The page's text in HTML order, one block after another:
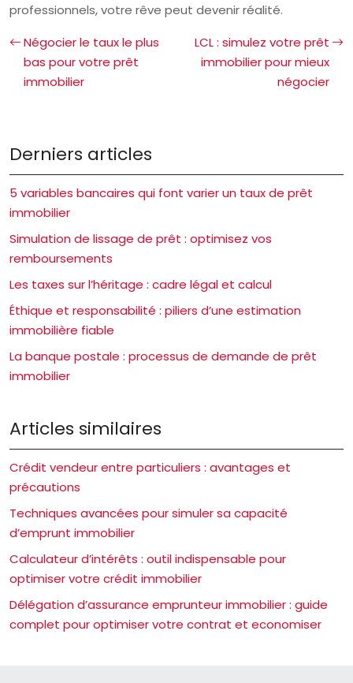
professionnels, votre rêve peut devenir réalité.
Négocier le taux le plus
bas pour votre prêt
immobilier
LCL : simulez votre prêt
immobilier pour mieux
négocier
Derniers articles
5 variables bancaires qui font varier un taux de prêt
immobilier
Simulation de lissage de prêt : optimisez vos
remboursements
Les taxes sur l’héritage : cadre légal et calcul
Éthique et responsabilité : piliers d’une estimation
immobilière fiable
La banque postale : processus de demande de prêt
immobilier
Articles similaires
Crédit vendeur entre particuliers : avantages et
précautions
Techniques avancées pour simuler sa capacité
d’emprunt immobilier
Calculateur d’intérêts : outil indispensable pour
optimiser votre crédit immobilier
Délégation d’assurance emprunteur immobilier : guide
complet pour optimiser votre contrat et economiser